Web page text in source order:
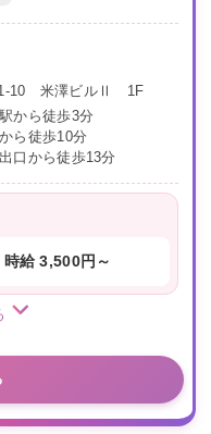
1-10 米澤ビルⅡ 1F
から徒歩3分
ら徒歩10分
口から徒歩13分
時給 3,500円～